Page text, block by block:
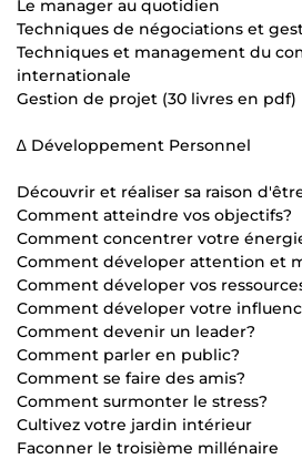
Le manager au quotidien
Techniques de négociations et
Techniques et management du
internationale
Gestion de projet (30 livres en pdf)
∆ Développement Personnel
Découvrir et réaliser sa raison
Comment atteindre vos objectifs?
Comment concentrer votre
Comment déveloper attention et
Comment déveloper vos
Comment déveloper votre
Comment devenir un leader?
Comment parler en public?
Comment se faire des amis?
Comment surmonter le stress?
Cultivez votre jardin intérieur
Faconner le troisième millénaire